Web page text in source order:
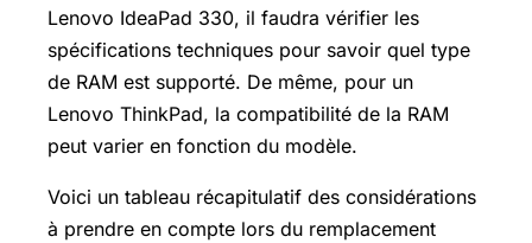
Lenovo IdeaPad 330, il faudra vérifier les
spécifications techniques pour savoir quel type
de RAM est supporté. De même, pour un
Lenovo ThinkPad, la compatibilité de la RAM
peut varier en fonction du modèle.
Voici un tableau récapitulatif des considérations
à prendre en compte lors du remplacement